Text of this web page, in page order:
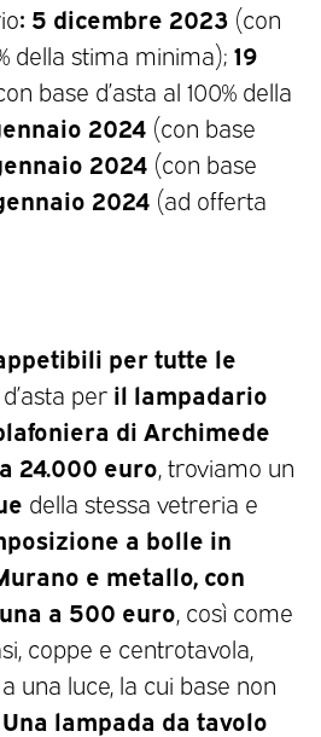
: 5 dicembre 2023 (con
della stima minima); 19
base d’asta al 100% della
2024 (con base
2024 (con base
2024 (ad offerta
per tutte le
per il lampadario
di Archimede
24.000 euro , troviamo un
della stessa vetreria e
a bolle in
e metallo, con
a 500 euro , così come
coppe e centrotavola,
una luce, la cui base non
Una lampada da tavolo